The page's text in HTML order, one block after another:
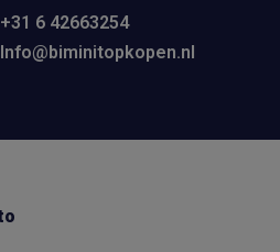
+31 6 42663254
Info@biminitopkopen.nl